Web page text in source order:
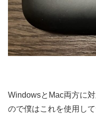
WindowsとMac両方に
ので僕はこれを使用して